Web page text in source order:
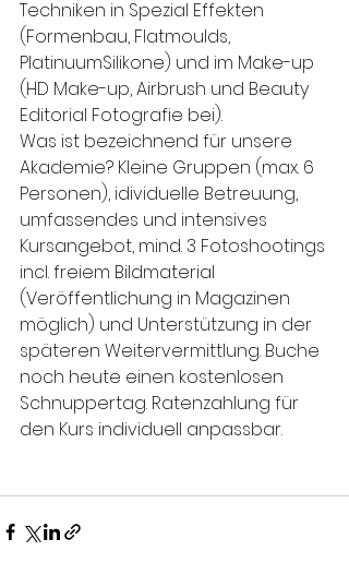
Techniken in Spezial Effekten
(Formenbau, Flatmoulds,
PlatinuumSilikone) und im Make-up
(HD Make-up, Airbrush und Beauty
Editorial Fotografie bei).
Was ist bezeichnend für unsere
Akademie? Kleine Gruppen (max. 6
Personen), idividuelle Betreuung,
umfassendes und intensives
Kursangebot, mind. 3 Fotoshootings
incl. freiem Bildmaterial
(Veröffentlichung in Magazinen
möglich) und Unterstützung in der
späteren Weitervermittlung. Buche
noch heute einen kostenlosen
Schnuppertag. Ratenzahlung für
den Kurs individuell anpassbar.